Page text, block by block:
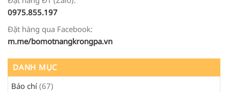
0975.855.197
Đặt hàng qua Facebook:
m.me/bomotnangkrongpa.vn
DANH MỤC
Báo chí (67)